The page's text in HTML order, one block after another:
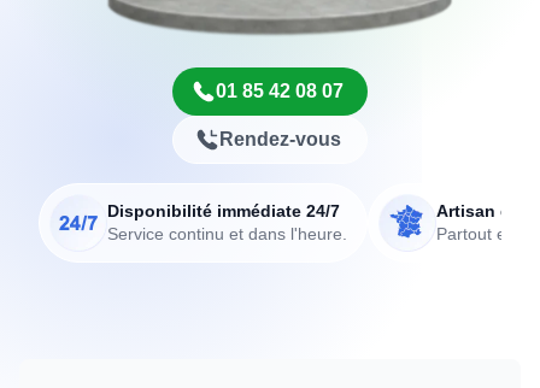
01 85 42 08 07
Rendez-vous
Disponibilité immédiate 24/7
Service continu et dans l'heure.
Artisan de
Partout en